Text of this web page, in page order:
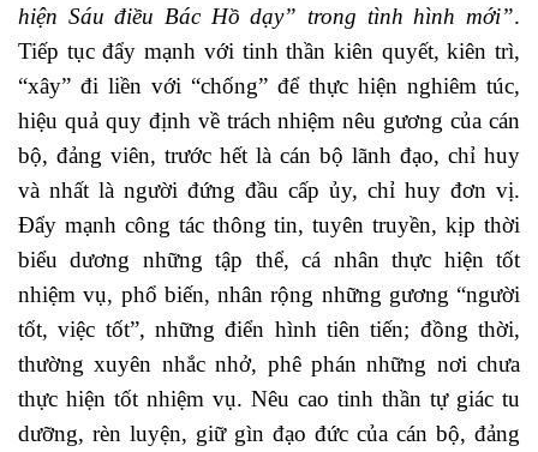
hiện Sáu điều Bác Hồ dạy” trong tình hình mới”.
Tiếp tục đẩy mạnh với tinh thần kiên quyết, kiên trì,
“xây” đi liền với “chống” để thực hiện nghiêm túc,
hiệu quả quy định về trách nhiệm nêu gương của cán
bộ, đảng viên, trước hết là cán bộ lãnh đạo, chỉ huy
và nhất là người đứng đầu cấp ủy, chỉ huy đơn vị.
Đẩy mạnh công tác thông tin, tuyên truyền, kịp thời
biểu dương những tập thể, cá nhân thực hiện tốt
nhiệm vụ, phổ biến, nhân rộng những gương “người
tốt, việc tốt”, những điển hình tiên tiến; đồng thời,
thường xuyên nhắc nhở, phê phán những nơi chưa
thực hiện tốt nhiệm vụ. Nêu cao tinh thần tự giác tu
dưỡng, rèn luyện, giữ gìn đạo đức của cán bộ, đảng